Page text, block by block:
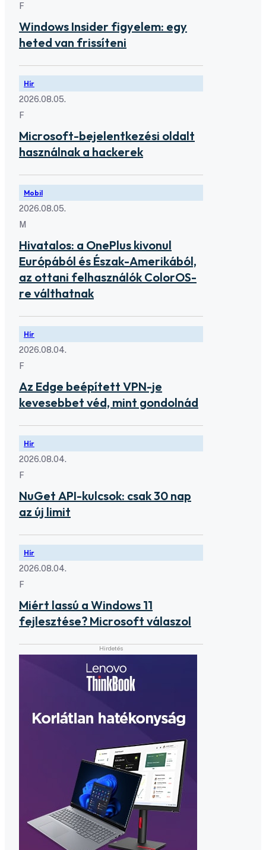
F
Windows Insider figyelem: egy
heted van frissíteni
Hír
2026.08.05.
F
Microsoft-bejelentkezési oldalt
használnak a hackerek
Mobil
2026.08.05.
M
Hivatalos: a OnePlus kivonul
Európából és Észak-Amerikából,
az ottani felhasználók ColorOS-
re válthatnak
Hír
2026.08.04.
F
Az Edge beépített VPN-je
kevesebbet véd, mint gondolnád
Hír
2026.08.04.
F
NuGet API-kulcsok: csak 30 nap
az új limit
Hír
2026.08.04.
F
Miért lassú a Windows 11
fejlesztése? Microsoft válaszol